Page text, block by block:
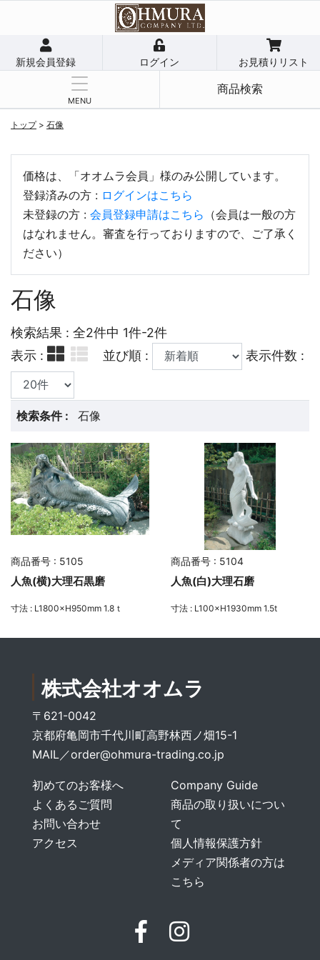
新規会員登録 ログイン お見積りリスト
MENU
商品検索
トップ> 石像
価格は、「オオムラ会員」様のみ公開しています。
登録済みの方 : ログインはこちら
未登録の方 : 会員登録申請はこちら （会員は一般の方
はなれません。審査を行っておりますので、ご了承く
ださい）
石像
検索結果 : 全2件中 1件-2件
表示 :
並び順 : 表示件数 :
検索条件 : 石像
商品番号 : 5105
人魚(横)大理石黒磨
寸法 : L1800×H950mm 1.8ｔ
商品番号 : 5104
人魚(白)大理石磨
寸法 : L100×H1930mm 1.5t
株式会社オオムラ
〒621-0042
京都府亀岡市千代川町高野林西ノ畑15-1
MAIL／order@ohmura-trading.co.jp
初めてのお客様へ
よくあるご質問
お問い合わせ
アクセス
Company Guide
商品の取り扱いについ
て
個人情報保護方針
メディア関係者の方は
こちら